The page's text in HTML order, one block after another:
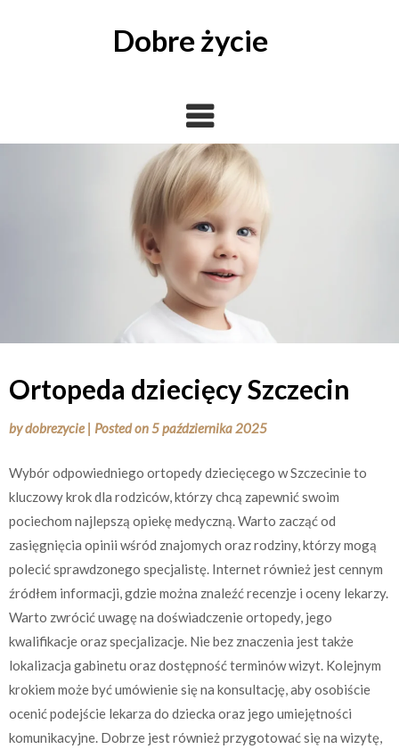
Dobre życie
Ortopeda dziecięcy Szczecin
bydobrezycie | Posted on5 października 2025
Wybór odpowiedniego ortopedy dziecięcego w Szczecinie to
kluczowy krok dla rodziców, którzy chcą zapewnić swoim
pociechom najlepszą opiekę medyczną. Warto zacząć od
zasięgnięcia opinii wśród znajomych oraz rodziny, którzy mogą
polecić sprawdzonego specjalistę. Internet również jest cennym
źródłem informacji, gdzie można znaleźć recenzje i oceny lekarzy.
Warto zwrócić uwagę na doświadczenie ortopedy, jego
kwalifikacje oraz specjalizacje. Nie bez znaczenia jest także
lokalizacja gabinetu oraz dostępność terminów wizyt. Kolejnym
krokiem może być umówienie się na konsultację, aby osobiście
ocenić podejście lekarza do dziecka oraz jego umiejętności
komunikacyjne. Dobrze jest również przygotować się na wizytę,